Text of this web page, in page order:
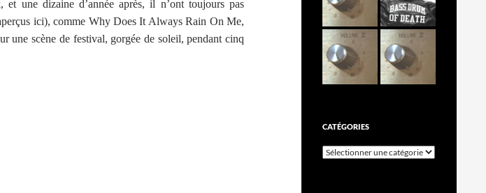
une dizaine d’année après, il n’ont toujours pas
ici), comme Why Does It Always Rain On Me,
une scène de festival, gorgée de soleil, pendant cinq
CATÉGORIES
Catégories